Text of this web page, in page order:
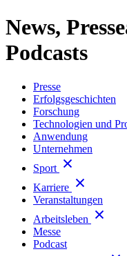
News,
Podcasts
Presse
Erfolgsgeschichten
Forschung
Technologien und
Anwendung
Unternehmen
Sport
Karriere
Veranstaltungen
Arbeitsleben
Messe
Podcast